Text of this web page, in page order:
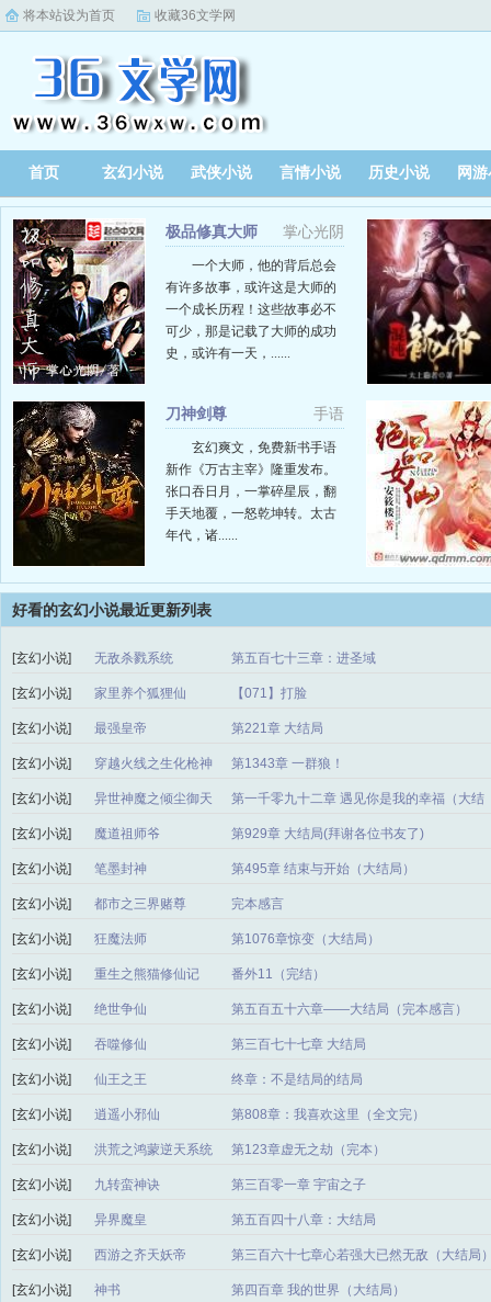
将本站设为首页 收藏36文学网
首页 玄幻小说 武侠小说 言情小说 历史小说 网
掌心光阴
极品修真大师
一个大师，他的背后总会
有许多故事，或许这是大师的
一个成长历程！这些故事必不
可少，那是记载了大师的成功
史，或许有一天，......
手语
刀神剑尊
玄幻爽文，免费新书手语
新作《万古主宰》隆重发布。
张口吞日月，一掌碎星辰，翻
手天地覆，一怒乾坤转。太古
年代，诸......
好看的玄幻小说最近更新列表
[玄幻小说] 无敌杀戮系统 第五百七十三章：进圣域
[玄幻小说] 家里养个狐狸仙 【071】打脸
[玄幻小说] 最强皇帝 第221章 大结局
[玄幻小说] 穿越火线之生化枪神 第1343章 一群狼！
[玄幻小说] 异世神魔之倾尘御天
第一千零九十二章 遇见你是我的幸福（大结
局）
[玄幻小说] 魔道祖师爷 第929章 大结局(拜谢各位书友了)
[玄幻小说] 笔墨封神 第495章 结束与开始（大结局）
[玄幻小说] 都市之三界赌尊 完本感言
[玄幻小说] 狂魔法师 第1076章惊变（大结局）
[玄幻小说] 重生之熊猫修仙记 番外11（完结）
[玄幻小说] 绝世争仙 第五百五十六章——大结局（完本感言）
[玄幻小说] 吞噬修仙 第三百七十七章 大结局
[玄幻小说] 仙王之王 终章：不是结局的结局
[玄幻小说] 逍遥小邪仙 第808章：我喜欢这里（全文完）
[玄幻小说] 洪荒之鸿蒙逆天系统 第123章虚无之劫（完本）
[玄幻小说] 九转蛮神诀 第三百零一章 宇宙之子
[玄幻小说] 异界魔皇 第五百四十八章：大结局
[玄幻小说] 西游之齐天妖帝 第三百六十七章心若强大已然无敌（大结局
[玄幻小说] 神书 第四百章 我的世界（大结局）